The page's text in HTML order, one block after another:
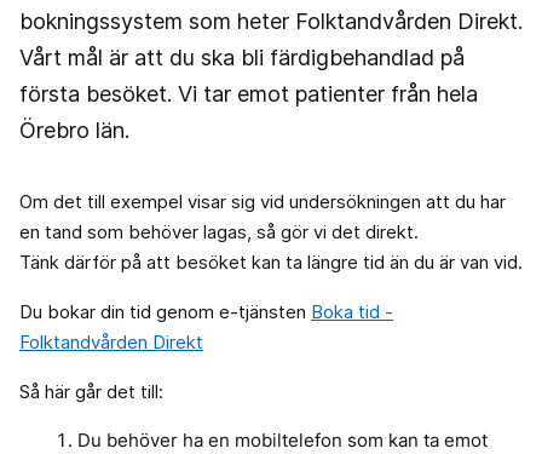
bokningssystem som heter Folktandvården Direkt.
Vårt mål är att du ska bli färdigbehandlad på
första besöket. Vi tar emot patienter från hela
Örebro län.
Om det till exempel visar sig vid undersökningen att du har
en tand som behöver lagas, så gör vi det direkt.
Tänk därför på att besöket kan ta längre tid än du är van vid.
Du bokar din tid genom e-tjänsten Boka tid -
Folktandvården Direkt
Så här går det till:
Du behöver ha en mobiltelefon som kan ta emot